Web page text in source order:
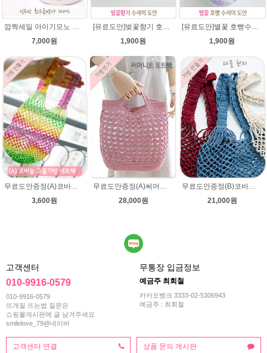
7,000원
1,900원
1,900원
무료도안증정(A)코바늘 그물가방 네트백 패키지 (종이도안+ 엘레강스 1타래)/코바늘가방/코바늘 그물가방 도안/그물백 니트가방/면사/여름뜨개실 미스바틱/코바늘뜨기
3,600원
무료도안증정(A)써머니트 토트백 패키지 (종이도안+ ★다올한지 4타래)/코바늘가방/여름니트백 니트백 여름가방
28,000원
무료도안증정(B)코바늘 그물가방 네트백 패키지 (종이도안+ ★다올한지 3타래)/코바늘가방/코바늘 그물가방 도안/그물백 니트가방/코바늘뜨기
21,000원
고객센터
010-9916-0579
010-9916-0579
뜨개질 뜨는법 질문은
쇼핑몰게시판에 글 남겨주세요
smilelove_79@네이버
무통장 입금정보
예금주 최회철
카카오뱅크 3333-02-5306943
예금주 : 최회철
고객센터 연결 상품 문의 게시판